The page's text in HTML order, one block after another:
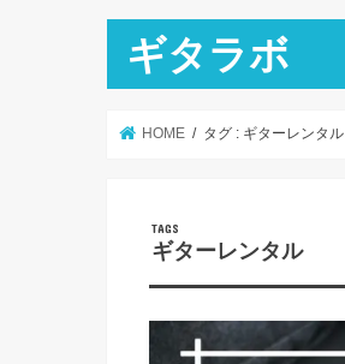
ギタラボ
HOME タグ : ギターレンタル
ギターレンタル